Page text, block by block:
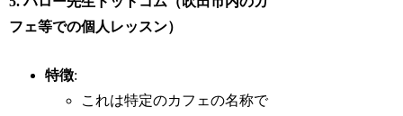
フェ等での個人レッスン）
特徴:
これは特定のカフェの名称で